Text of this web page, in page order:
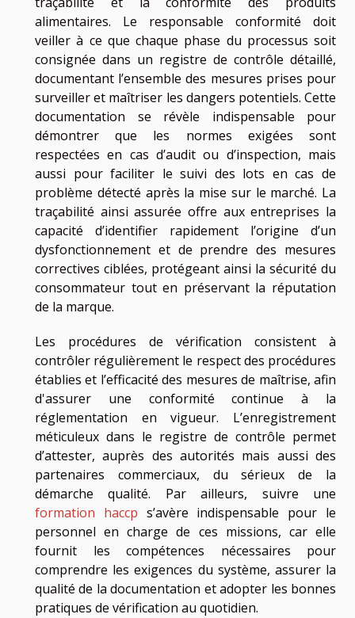
alimentaires. Le responsable conformité doit
veiller à ce que chaque phase du processus soit
consignée dans un registre de contrôle détaillé,
documentant l’ensemble des mesures prises pour
surveiller et maîtriser les dangers potentiels. Cette
documentation se révèle indispensable pour
démontrer que les normes exigées sont
respectées en cas d’audit ou d’inspection, mais
aussi pour faciliter le suivi des lots en cas de
problème détecté après la mise sur le marché. La
traçabilité ainsi assurée offre aux entreprises la
capacité d’identifier rapidement l’origine d’un
dysfonctionnement et de prendre des mesures
correctives ciblées, protégeant ainsi la sécurité du
consommateur tout en préservant la réputation
de la marque.
Les procédures de vérification consistent à
contrôler régulièrement le respect des procédures
établies et l’efficacité des mesures de maîtrise, afin
d'assurer une conformité continue à la
réglementation en vigueur. L’enregistrement
méticuleux dans le registre de contrôle permet
d’attester, auprès des autorités mais aussi des
partenaires commerciaux, du sérieux de la
démarche qualité. Par ailleurs, suivre une
formation haccp s’avère indispensable pour le
personnel en charge de ces missions, car elle
fournit les compétences nécessaires pour
comprendre les exigences du système, assurer la
qualité de la documentation et adopter les bonnes
pratiques de vérification au quotidien.